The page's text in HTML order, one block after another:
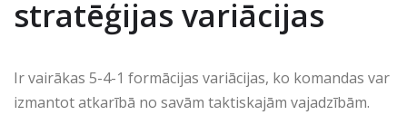
stratēģijas variācijas
Ir vairākas 5-4-1 formācijas variācijas, ko komandas var
izmantot atkarībā no savām taktiskajām vajadzībām.